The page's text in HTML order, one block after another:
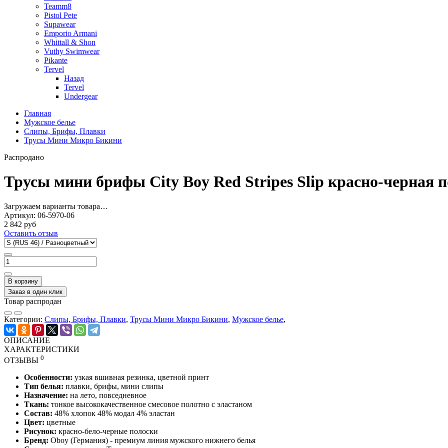
Teamm8
Pistol Pete
Supawear
Emporio Armani
Whittall & Shon
Vuthy Swimwear
Pikante
Tervel
Назад
Tervel
Undergear
Главная
Мужское белье
Слипы, Брифы, Плавки
Трусы Мини Микро Бикини
Распродано
Трусы мини брифы City Boy Red Stripes Slip красно-черная
Загружаем варианты товара…
Артикул: 06-5970-06
2 842 руб
Оставить отзыв
В корзину
Заказ в один клик
Товар распродан
Категории: Слипы, Брифы, Плавки, Трусы Мини Микро Бикини, Мужское белье,
ОПИСАНИЕ
ХАРАКТЕРИСТИКИ
ОТЗЫВЫ 0
Особенности: узкая вшивная резинка, цветной принт
Тип белья: плавки, брифы, мини слипы
Назначение: на лето, повседневное
Ткань: тонкое высококачественное смесовое полотно с эластаном
Состав: 48% хлопок 48% модал 4% эластан
Цвет: цветные
Рисунок: красно-бело-черные полоски
Бренд: Oboy (Германия) - премиум линия мужского нижнего белья